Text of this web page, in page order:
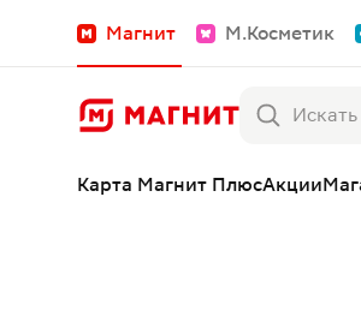
Магнит М.Косметик
Карта Магнит ПлюсАкции